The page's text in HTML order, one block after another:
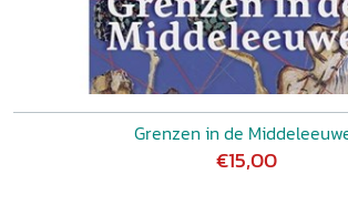
Grenzen in de
€15,00